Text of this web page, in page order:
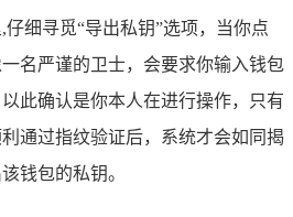
细寻觅“导出私钥”选项，当你点
名严谨的卫士，会要求你输入钱包
此确认是你本人在进行操作，只有
通过指纹验证后，系统才会如同揭
钱包的私钥。